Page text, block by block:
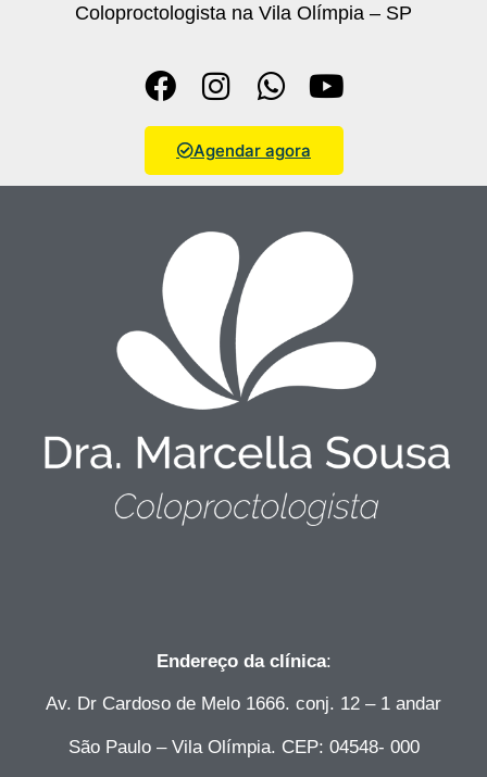
Coloproctologista na Vila Olímpia – SP
Agendar agora
Endereço da clínica:
Av. Dr Cardoso de Melo 1666. conj. 12 – 1 andar
São Paulo – Vila Olímpia. CEP: 04548- 000